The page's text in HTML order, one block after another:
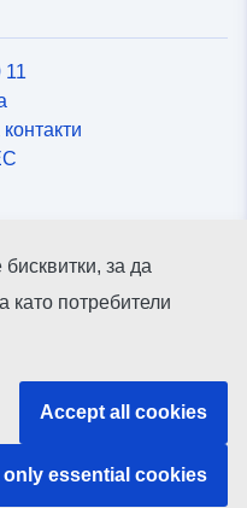
11
медии
ЕС
за да
като потребители
Accept all cookies
essential cookies